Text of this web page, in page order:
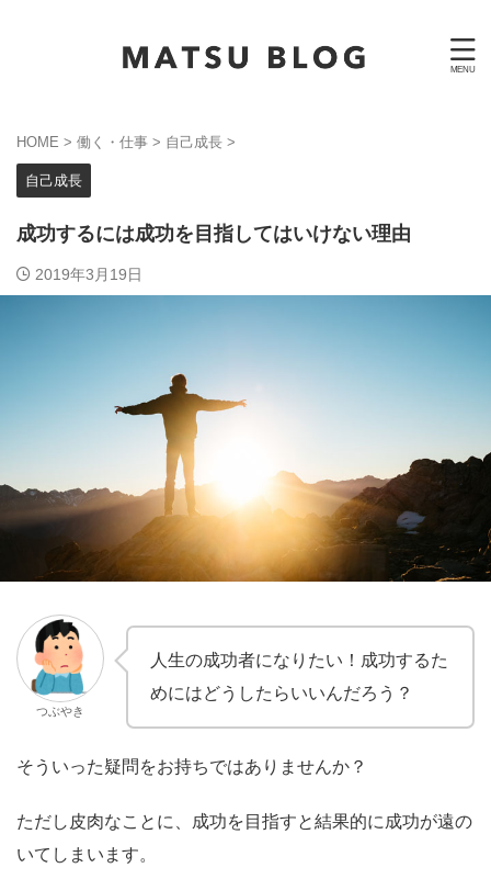
HOME > 働く・仕事 > 自己成長 >
自己成長
成功するには成功を目指してはいけない理由
2019年3月19日
つぶやき
人生の成功者になりたい！成功するた
めにはどうしたらいいんだろう？
そういった疑問をお持ちではありませんか？
ただし皮肉なことに、
成功を目指すと結果的に成功が遠の
いてしまいます。